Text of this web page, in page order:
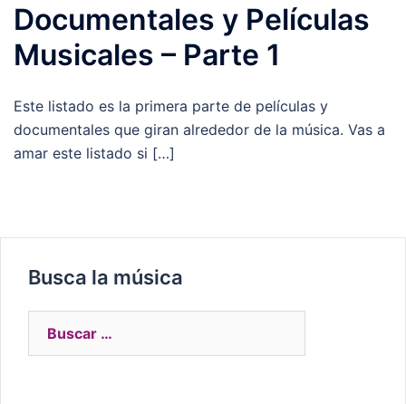
Documentales y Películas
Musicales – Parte 1
Este listado es la primera parte de películas y
documentales que giran alrededor de la música. Vas a
amar este listado si […]
Busca la música